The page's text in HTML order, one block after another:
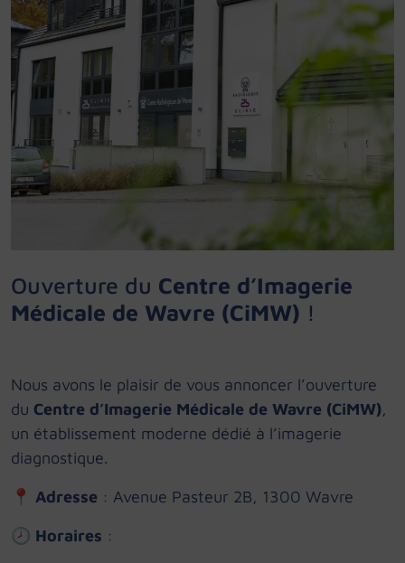
Ouverture du Centre d’Imagerie
Médicale de Wavre (CiMW) !
Nous avons le plaisir de vous annoncer l’ouverture
du Centre d’Imagerie Médicale de Wavre (CiMW),
un établissement moderne dédié à l’imagerie
diagnostique.
📍 Adresse : Avenue Pasteur 2B, 1300 Wavre
🕗 Horaires :